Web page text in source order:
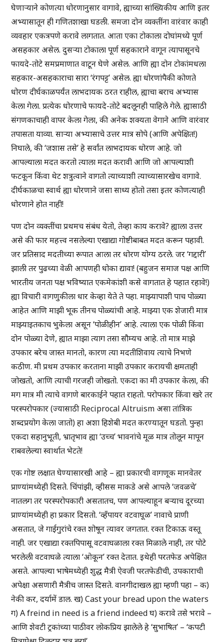
घेणाऱ्याने कोणत्या धोरणानुसार वागावे, ह्याच्या सांख्यिकीय आणि इतर
अभ्यासातून ही गणितशाखा घडली. समजा दोन व्यक्तींना वारंवार काही
व्यवहार एकत्रपणे करावे लागतात. आता एका टोकाला दोघांमध्ये पूर्ण
असहकार असेल. दुसऱ्या टोकाला पूर्ण सहकाराने वागून त्यापासूनचे
फायदे-तोटे समप्रमाणात वाटून घेणे असेल. आणि ह्या दोन टोकांमधला
सहकार-असहकाराचा सारा ‘रंगपट्ट’ असेल. ह्या धोरणांपैकी कोणते
धोरण दीर्घकाळपर्यंत लाभदायक ठरत राहील, ह्याचा बराच अभ्यास
केला गेला. प्रत्येक धोरणाचे फायदे-तोटे बदलूनही पाहिले गेले. ह्यासाठी
संगणकाचाही वापर केला गेला, की अनेक शक्यता वेगाने आणि वारंवार
तपासता याव्या. साऱ्या अभ्यासाचे उत्तर मात्र सोपे (आणि अपेक्षित!)
निघाले, की ‘जशास तसे’ हे सर्वांत लाभदायक धोरण आहे. जो
आपल्याला मदत करतो त्याला मदत करावी आणि जो आपल्याशी
फटकून किंवा थेट शत्रुत्वाने वागतो त्याच्याशी त्याच्यासारखेच वागावे.
दीर्घकाळचा स्वार्थ ह्या धोरणाने जसा साध्य होतो तसा इतर कोणत्याही
धोरणाने होत नाही!
पण दोन व्यक्तींचा प्रथमच संबंध येतो, तेव्हा काय करावे? ह्याला उत्तर
असे की फार महत्त्व नसलेल्या एखाद्या गोष्टीबाबत मदत करून पहावी.
जर प्रतिसाद मदतीच्या रूपात आला तर धोरण योग्य ठरले. जर ‘गद्दारी’
झाली तर पुढच्या वेळी आपणही धोका द्यावा! (बहुजन समाज पक्ष आणि
भारतीय जनता पक्ष भविष्यात एकमेकांशी कसे वागतात हे पहात रहावे!)
ह्या विचारी वागणुकीला धार केव्हा येते ते पहा. माझ्यापाशी पाच पोळ्या
आहेत आणि माझी भूक तीनच पोळ्यांची आहे. माझ्या एक शेजारी मात्र
माझ्याइतकाच भुकेला असून ‘पोळीहीन’ आहे. त्याला एक पोळी किंवा
दोन पोळ्या देणे, ह्यात माझा त्याग तसा सौम्यच आहे. तो मात्र माझे
उपकार बरेच जास्त मानतो, कारण त्या मदतीशिवाय त्याचे निभणे
कठीण. मी प्रथम उपकार करताना माझी उपकार करायची क्षमताही
जोखतो, आणि त्याची गरजही जोखतो. एकदा का मी उपकार केला, की
मग मात्र मी त्याचे वागणे बारकाईने पहात राहतो. परोपकार किंवा खरे तर
परस्परोपकार (ज्यासाठी Reciprocal Altruism असा तांत्रिक
शब्दप्रयोग केला जातो) हा अशा हिशेबी मदत करण्यातून घडतो. पुन्हा
एकदा सहानुभूती, भ्रातृभाव ह्या ‘उच्च’ भावनांचे मूळ मात्र तोलून मापून
राबवलेल्या स्वार्थात भेटते!
एक गोष्ट लक्षात घेण्यासारखी आहे – ह्या प्रकारची वागणूक मानवेतर
प्राण्यांमध्येही दिसते. चिंपांझी, व्हीसस माकडे असे आपले ‘जवळचे’
नातलग तर परस्परोपकारी असतातच, पण आपल्याहून बऱ्याच दूरच्या
प्राण्यांमध्येही हा प्रकार दिसतो. ‘व्हँपायर वटवाघूळ’ नावाचे प्राणी
असतात, जे गाईगुरांचे रक्त शोषून त्यावर जगतात. रक्त टिकाऊ वस्तू
नाही. जर एखाद्या रक्तपिपासू वटवाघळाला रक्त मिळाले नाही, तर पोटे
भरलेली वटवाघळे त्याला ‘ओकून’ रक्त देतात. इथेही परतफेड अपेक्षित
असते. आपल्या भाषेमध्येही शुद्ध मैत्री ऐवजी परतफेडीची, उपकाराची
अपेक्षा असणारी मैत्रीच जास्त दिसते. वानगीदाखल ह्या म्हणी पहा – क)
नेकी कर, दर्यामें डाल. ख) Cast your bread upon the waters
ग) A freind in need is a friend indeed घ) करावे तसे भरावे –
आणि शेवटी ट्रकांच्या पाठीवर लोकप्रिय झालेले हे ‘सुभाषित’ – ‘कपटी